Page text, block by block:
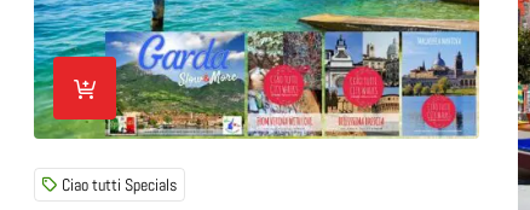
Ciao tutti Specials